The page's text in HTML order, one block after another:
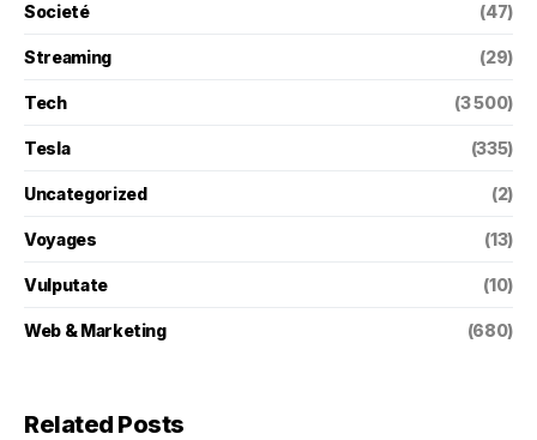
Societé (47)
Streaming (29)
Tech (3 500)
Tesla (335)
Uncategorized (2)
Voyages (13)
Vulputate (10)
Web & Marketing (680)
Related Posts